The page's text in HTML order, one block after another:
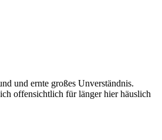
und ernte großes Unverständnis.
offensichtlich für länger hier häuslich